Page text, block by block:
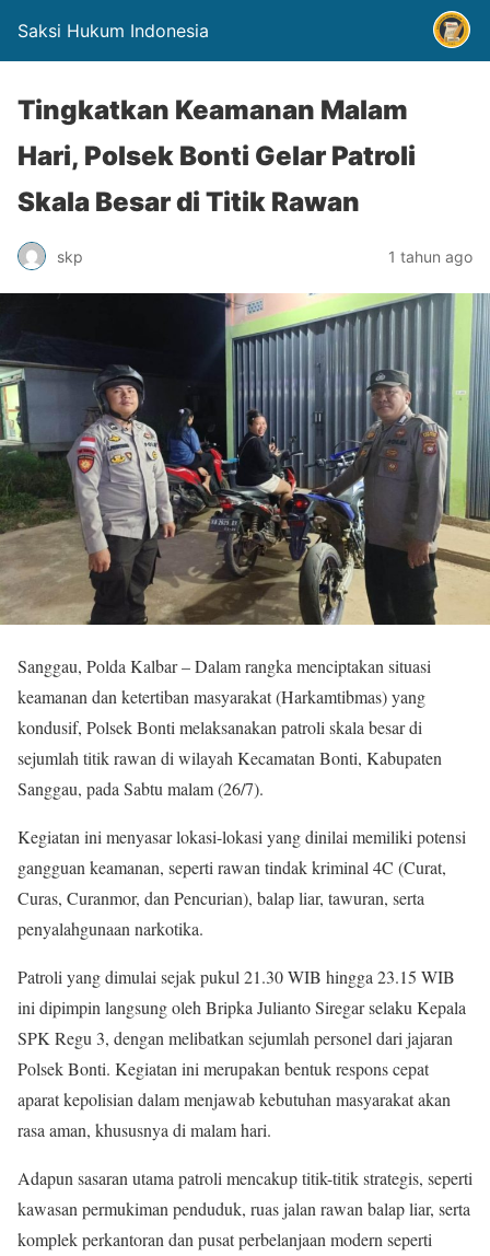
Saksi Hukum Indonesia
Tingkatkan Keamanan Malam
Hari, Polsek Bonti Gelar Patroli
Skala Besar di Titik Rawan
skp 1 tahun ago
Sanggau, Polda Kalbar – Dalam rangka menciptakan situasi
keamanan dan ketertiban masyarakat (Harkamtibmas) yang
kondusif, Polsek Bonti melaksanakan patroli skala besar di
sejumlah titik rawan di wilayah Kecamatan Bonti, Kabupaten
Sanggau, pada Sabtu malam (26/7).
Kegiatan ini menyasar lokasi-lokasi yang dinilai memiliki potensi
gangguan keamanan, seperti rawan tindak kriminal 4C (Curat,
Curas, Curanmor, dan Pencurian), balap liar, tawuran, serta
penyalahgunaan narkotika.
Patroli yang dimulai sejak pukul 21.30 WIB hingga 23.15 WIB
ini dipimpin langsung oleh Bripka Julianto Siregar selaku Kepala
SPK Regu 3, dengan melibatkan sejumlah personel dari jajaran
Polsek Bonti. Kegiatan ini merupakan bentuk respons cepat
aparat kepolisian dalam menjawab kebutuhan masyarakat akan
rasa aman, khususnya di malam hari.
Adapun sasaran utama patroli mencakup titik-titik strategis, seperti
kawasan permukiman penduduk, ruas jalan rawan balap liar, serta
komplek perkantoran dan pusat perbelanjaan modern seperti